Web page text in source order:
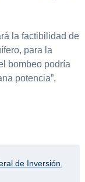
la factibilidad de
para la
bombeo podría
potencia”,
de Inversión